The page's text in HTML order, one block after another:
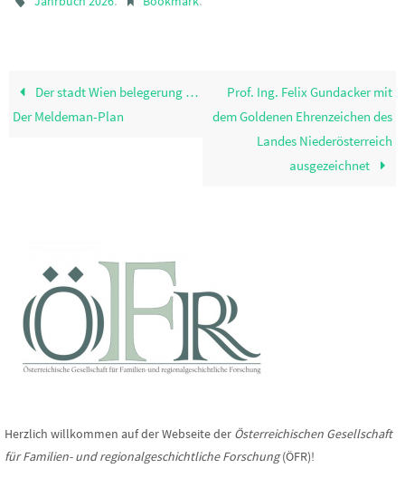
Der stadt Wien belegerung …
Der Meldeman-Plan
Prof. Ing. Felix Gundacker mit
dem Goldenen Ehrenzeichen des
Landes Niederösterreich
ausgezeichnet
Herzlich willkommen auf der Webseite der Österreichischen Gesellschaft
für Familien- und regionalgeschichtliche Forschung(ÖFR)!